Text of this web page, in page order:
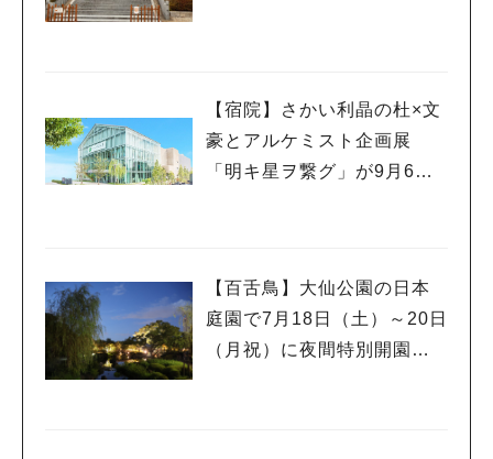
【宿院】さかい利晶の杜×文
豪とアルケミスト企画展
「明キ星ヲ繋グ」が9月6日
【百舌鳥】大仙公園の日本
庭園で7月18日（土）～20日
（月祝）に夜間特別開園！2